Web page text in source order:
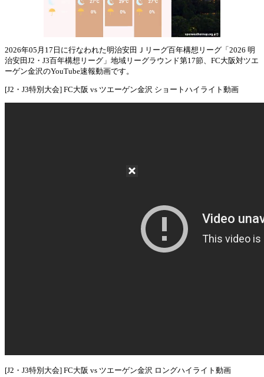
2026年05月17日に行なわれた明治安田Ｊリーグ百年構想リーグ「2026 明
治安田J2・J3百年構想リーグ」地域リーグラウンド第17節、FC大阪対ツエ
ーゲン金沢のYouTube速報動画です。
[J2・J3特別大会] FC大阪 vs ツエーゲン金沢 ショートハイライト動画
[J2・J3特別大会] FC大阪 vs ツエーゲン金沢 ロングハイライト動画